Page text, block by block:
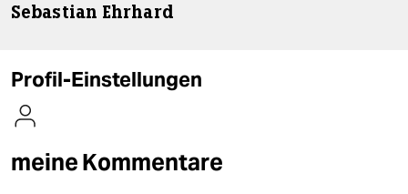
themen
kultur
Sebastian Ehrhard
Profil-Einstellungen
meine Kommentare